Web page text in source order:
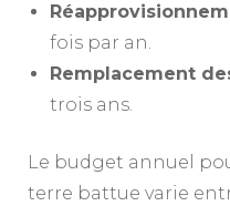
fois par an.
Remplacement
trois ans.
Le budget annuel
terre battue varie